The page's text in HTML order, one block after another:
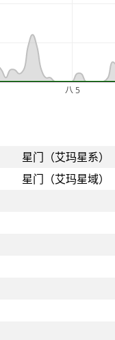
八 5
星门（艾玛星系）
星门（艾玛星域）